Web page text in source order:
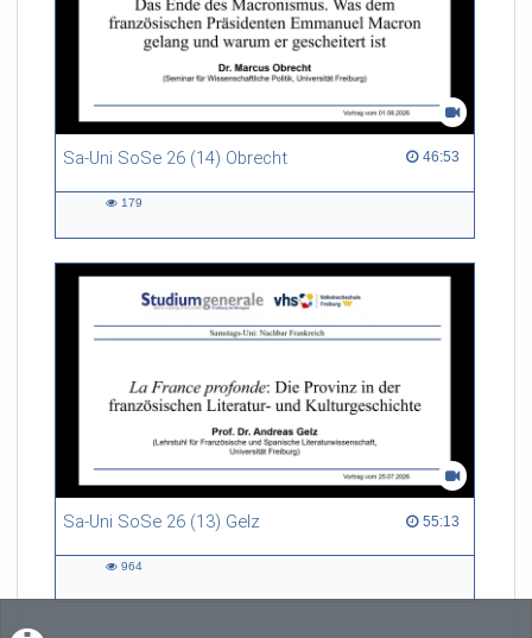
Sa-Uni SoSe 26 (14) Obrecht 46:53
46:53 duration
179
Sa-Uni SoSe 26 (13) Gelz 55:13
55:13 duration
964